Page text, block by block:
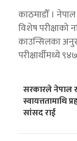
काठमाडौँ ।
विशेष परीक्षाको
काउन्सिलका
परीक्षार्थीमध्ये
सरकारले नेपाल
स्वायत्ततामाथि
सांसद राई